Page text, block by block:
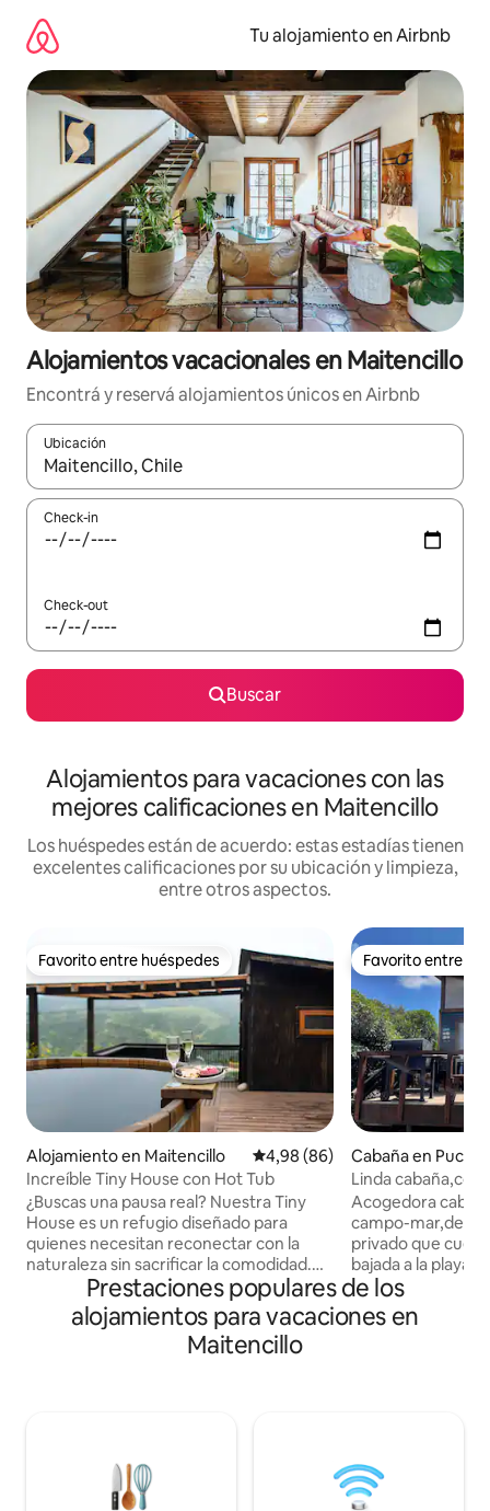
contenido
Tu alojamiento en Airbnb
Alojamientos vacacionales en Maitencillo
Encontrá y reservá alojamientos únicos en Airbnb
Ubicación
Cuando los resultados estén disponibles, navegá con las
Check-in
Check-out
Buscar
Alojamientos para vacaciones con las
mejores calificaciones en Maitencillo
Los huéspedes están de acuerdo: estas estadías tienen
excelentes calificaciones por su ubicación y limpieza,
entre otros aspectos.
Favorito entre huéspedes
Favorito entre huéspedes
Alojamiento en Maitencillo Calificación promedio: 4,98 de
4,98 (86)
Increíble Tiny House con Hot Tub
¿Buscas una pausa real? Nuestra Tiny
House es un refugio diseñado para
quienes necesitan reconectar con la
naturaleza sin sacrificar la comodidad.
Ubicada en un cerro de bosque
mediterráneo, podrás disfrutar del
silencio y hermosas vistas al valle. La Tiny
cena en la parrilla y termina el día
compartiendo en nuestro fogón
Favorito entre
Favorito entre
Cabaña en
Linda
Maitencillo.
Acogedora
campo-
privado que
bajada a la
entre Horcón y
Dormitorios 1
matrimonial
con parrilla a
y comedor
Prestaciones populares de los
alojamientos para vacaciones en
Maitencillo